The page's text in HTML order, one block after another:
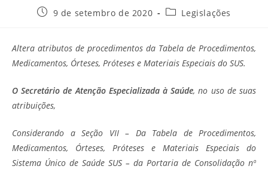
Post9 de setembro de 2020
Categoria
Legislações
Altera atributos de procedimentos da Tabela de Procedimentos,
Medicamentos, Órteses, Próteses e Materiais Especiais do SUS.
O Secretário de Atenção Especializada à Saúde, no uso de suas
atribuições,
Considerando a Seção VII – Da Tabela de Procedimentos,
Medicamentos, Órteses, Próteses e Materiais Especiais do
Sistema Único de Saúde SUS – da Portaria de Consolidação nº